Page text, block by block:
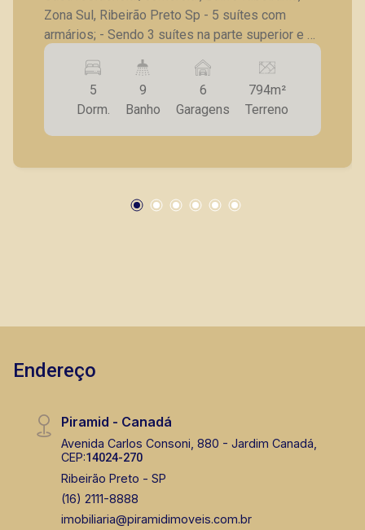
Zona Sul, Ribeirão Preto Sp - 5 suítes com
armários; - Sendo 3 suítes na parte superior e 2
no térreo; - Sala para 3 ambientes; - Lavabo; -
Escritório; - Cozinha com armários; - Copa; -
Despensa; - Área de serviço; - Banheiro e quarto
de serviços; - Área de lazer com piscina,
churrasqueira e vestiário; - Jardim; - Quintal; - 6
Nova Aliança, Jardim Botânico, Jardim Canadá,
farmácias, escolas, além de pontos comerciais
5
Dorm.
9
Banho
6
Garagens
794m²
Terreno
Endereço
Piramid - Canadá
Avenida Carlos Consoni, 880 - Jardim Canadá,
CEP:14024-270
Ribeirão Preto - SP
(16) 2111-8888
imobiliaria@piramidimoveis.com.br